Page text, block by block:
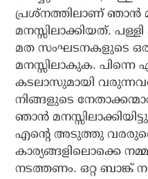
പ്രശ്‌നത്തിലാണ് ഞാന്‍
മനസ്സിലാക്കിയത്.
മത സംഘടനകളുടെ
മനസ്സിലാകുക.
കടലാസുമായി
നിങ്ങളുടെ
ഞാന്‍
എന്റെ അടുത്തു
കാര്യങ്ങളിലൊക്കെ
നടത്തണം. ഒറ്റ ബാങ്ക്